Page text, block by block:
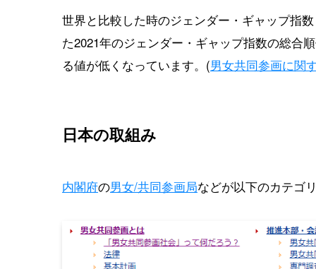
世界と比較した時のジェンダー・ギャップ指
た2021年のジェンダー・ギャップ指数の総合
る値が低くなっています。(男女共同参画に関
日本の取組み
内閣府の男女/共同参画局などが以下のカテゴ